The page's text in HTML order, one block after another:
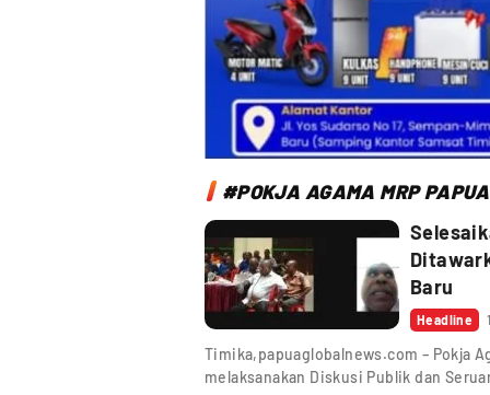
#POKJA AGAMA MRP
Baru
Headline
Timika,papuaglobalnews.com – Pokja
melaksanakan Diskusi Publik dan